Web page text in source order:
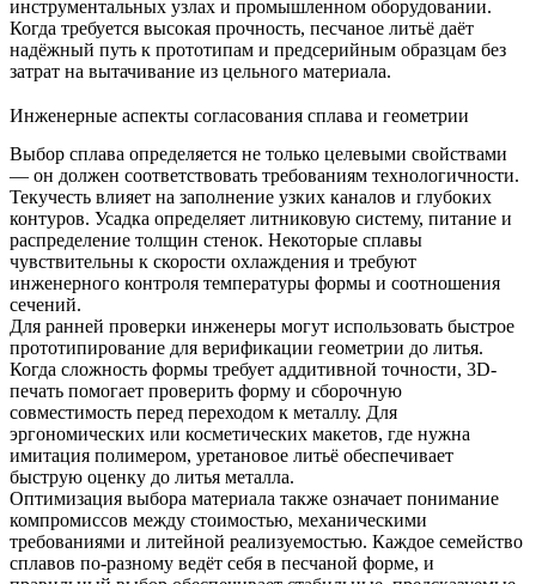
инструментальных узлах и промышленном оборудовании.
Когда требуется высокая прочность, песчаное литьё даёт
надёжный путь к прототипам и предсерийным образцам без
затрат на вытачивание из цельного материала.
Инженерные аспекты согласования сплава и геометрии
Выбор сплава определяется не только целевыми свойствами
— он должен соответствовать требованиям технологичности.
Текучесть влияет на заполнение узких каналов и глубоких
контуров. Усадка определяет литниковую систему, питание и
распределение толщин стенок. Некоторые сплавы
чувствительны к скорости охлаждения и требуют
инженерного контроля температуры формы и соотношения
сечений.
Для ранней проверки инженеры могут использовать быстрое
прототипирование для верификации геометрии до литья.
Когда сложность формы требует аддитивной точности, 3D-
печать помогает проверить форму и сборочную
совместимость перед переходом к металлу. Для
эргономических или косметических макетов, где нужна
имитация полимером, уретановое литьё обеспечивает
быструю оценку до литья металла.
Оптимизация выбора материала также означает понимание
компромиссов между стоимостью, механическими
требованиями и литейной реализуемостью. Каждое семейство
сплавов по-разному ведёт себя в песчаной форме, и